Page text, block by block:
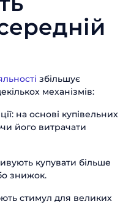
збільшує
механізмів:
на основі купівельних
його витрачати
купувати більше
знижок.
стимул для великих